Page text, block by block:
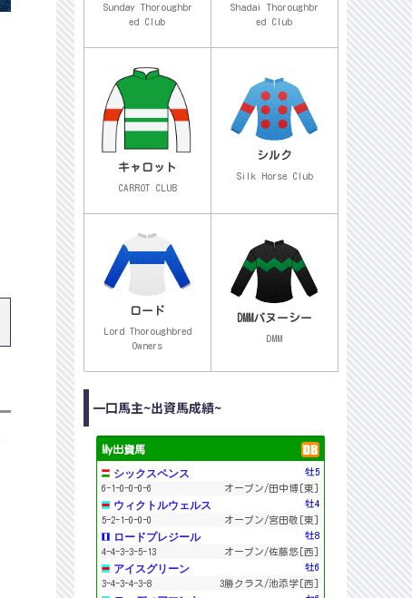
Sunday Thoroughbr
ed Club
Shadai Thoroughbr
ed Club
キャロット
CARROT CLUB
シルク
Silk Horse Club
ロード
Lord Thoroughbred
Owners
DMMバヌーシー
DMM
一口馬主~出資馬成績~
My出資馬
牡5
シックスペンス
オープン/田中博[東]
6-1-0-0-0-6
牡4
ウィクトルウェルス
オープン/宮田敬[東]
5-2-1-0-0-0
牡8
ロードプレジール
オープン/佐藤悠[西]
4-4-3-3-5-13
牡6
アイスグリーン
3勝クラス/池添学[西]
3-4-3-4-3-8